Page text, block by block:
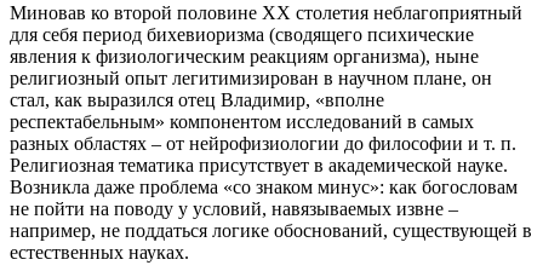
Миновав ко второй половине ХХ столетия неблагоприятный
для себя период бихевиоризма (сводящего психические
явления к физиологическим реакциям организма), ныне
религиозный опыт легитимизирован в научном плане, он
стал, как выразился отец Владимир, «вполне
респектабельным» компонентом исследований в самых
разных областях – от нейрофизиологии до философии и т. п.
Религиозная тематика присутствует в академической науке.
Возникла даже проблема «со знаком минус»: как богословам
не пойти на поводу у условий, навязываемых извне –
например, не поддаться логике обоснований, существующей в
естественных науках.